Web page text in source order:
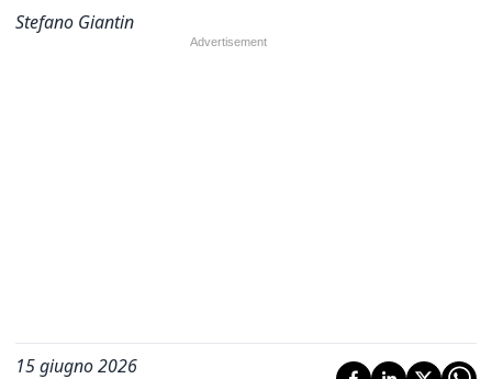
Stefano Giantin
15 giugno 2026